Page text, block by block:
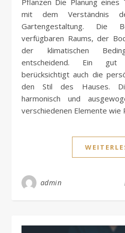
Pflanzen Die Planung
mit dem Verständnis
Gartengestaltung. Die
verfügbaren Raums, der
der klimatischen
entscheidend. Ein gut
berücksichtigt auch die
den Stil des Hauses.
harmonisch und
verschiedenen Elemente wie
admin